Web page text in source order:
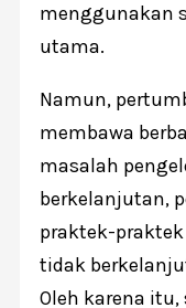
menggunakan
utama.
Namun,
membawa
masalah
berkelanjutan,
praktek-
tidak
Oleh karena